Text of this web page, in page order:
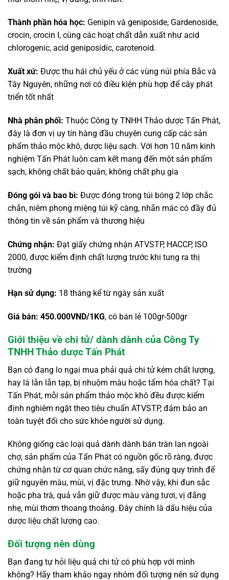
Thành phần hóa học: Genipin và geniposide, Gardenoside,
crocin, crocin I, cùng các hoạt chất dẫn xuất như acid
chlorogenic, acid geniposidic, carotenoid.
Xuất xứ: Được thu hái chủ yếu ở các vùng núi phía Bắc và
Tây Nguyên, những nơi có điều kiện phù hợp để cây phát
triển tốt nhất
Nhà phân phối: Thuộc Công ty TNHH Thảo dược Tấn Phát,
đây là đơn vị uy tín hàng đầu chuyên cung cấp các sản
phẩm thảo mộc khô, dược liệu sạch. Với hơn 10 năm kinh
nghiệm Tấn Phát luôn cam kết mang đến một sản phẩm
sạch, không chất bảo quản, không chất phụ gia
Đóng gói và bao bì: Được đóng trong túi bóng 2 lớp chắc
chắn, niêm phong miệng túi kỹ càng, nhãn mác có đầy đủ
thông tin về sản phẩm và thương hiệu
Chứng nhận: Đạt giấy chứng nhận ATVSTP, HACCP, ISO
2000, được kiểm định chất lượng trước khi tung ra thị
trường
Hạn sử dụng: 18 tháng kể từ ngày sản xuất
Giá bán: 450.000VND/1KG, có bán lẻ 100gr-500gr
Giới thiệu về chi tử/ dành dành của Công Ty
TNHH Thảo dược Tấn Phát
Bạn có đang lo ngại mua phải quả chi tử kém chất lượng,
hay là lẫn lẫn tạp, bị nhuộm màu hoặc tẩm hóa chất? Tại
Tấn Phát, mỗi sản phẩm thảo mộc khô đều được kiểm
định nghiêm ngặt theo tiêu chuẩn ATVSTP, đảm bảo an
toàn tuyệt đối cho sức khỏe người sử dụng.
Không giống các loại quả dành dành bán tràn lan ngoài
chợ, sản phẩm của Tấn Phát có nguồn gốc rõ ràng, được
chứng nhận từ cơ quan chức năng, sấy đúng quy trình để
giữ nguyên màu, mùi, vị đặc trưng. Nhờ vậy, khi đun sắc
hoặc pha trà, quả vẫn giữ được màu vàng tươi, vị đắng
nhẹ, mùi thơm thoang thoảng. Đây chính là dấu hiệu của
dược liệu chất lượng cao.
Đối tượng nên dùng
Bạn đang tự hỏi liệu quả chi tử có phù hợp với mình
không? Hãy tham khảo ngay nhóm đối tượng nên sử dụng